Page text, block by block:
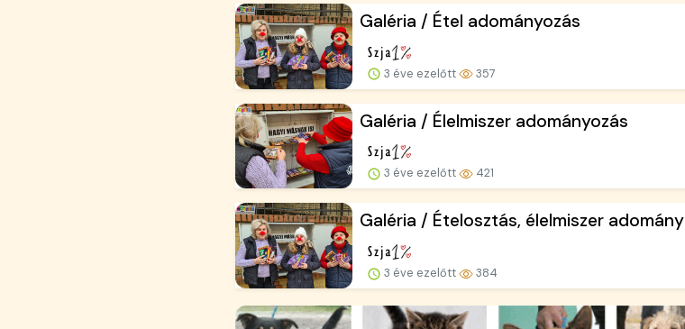
Galéria / Étel adományozás
3 éve ezelőtt 357
Galéria / Élelmiszer adományozás
3 éve ezelőtt 421
Galéria / Ételosztás, élelmiszer adomány
3 éve ezelőtt 384